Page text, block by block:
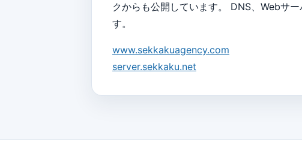
クからも公開しています。 DNS、Webサ
す。
www.sekkakuagency.com
server.sekkaku.net